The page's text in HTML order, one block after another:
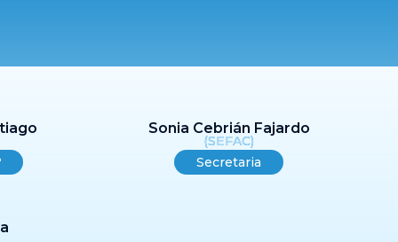
Sonia Cebrián Fajardo
(SEFAC)
Secretaria